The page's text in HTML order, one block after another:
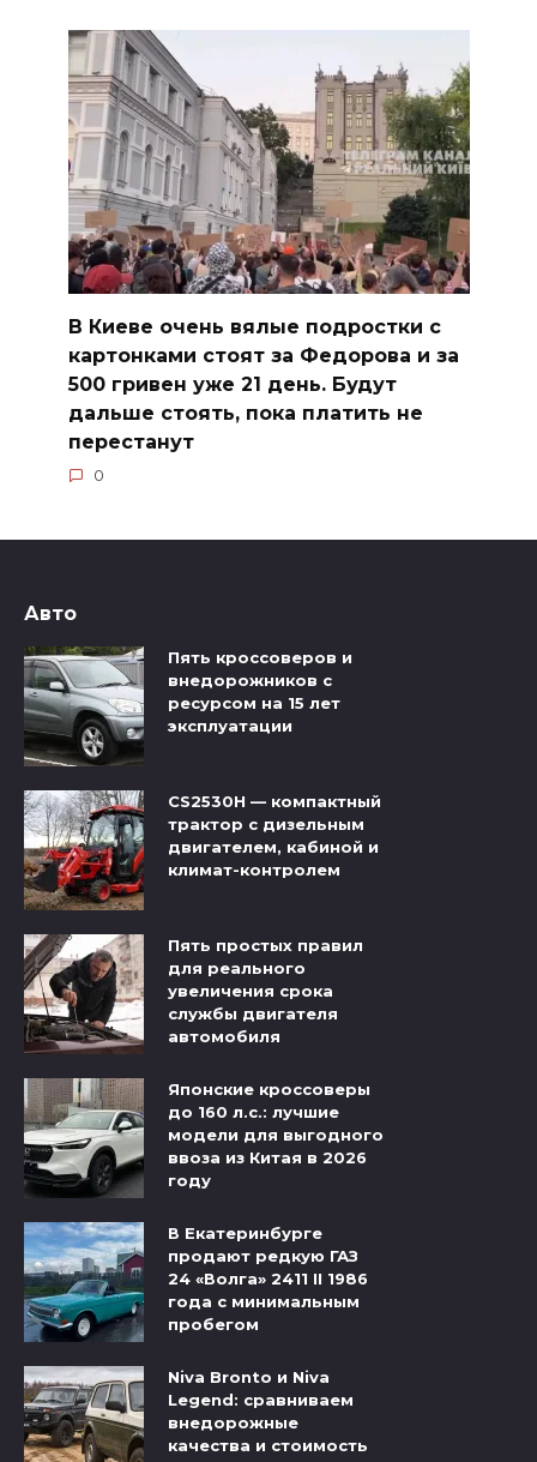
В Киеве очень вялые подростки с
картонками стоят за Федорова и за
500 гривен уже 21 день. Будут
дальше стоять, пока платить не
перестанут
0
Авто
Пять кроссоверов и
внедорожников с
ресурсом на 15 лет
эксплуатации
CS2530H — компактный
трактор с дизельным
двигателем, кабиной и
климат-контролем
Пять простых правил
для реального
увеличения срока
службы двигателя
автомобиля
Японские кроссоверы
до 160 л.с.: лучшие
модели для выгодного
ввоза из Китая в 2026
году
В Екатеринбурге
продают редкую ГАЗ
24 «Волга» 2411 II 1986
года с минимальным
пробегом
Niva Bronto и Niva
Legend: сравниваем
внедорожные
качества и стоимость